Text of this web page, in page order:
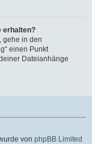
erhalten?
gehe in den
einen Punkt
Dateianhänge
von phpBB Limited